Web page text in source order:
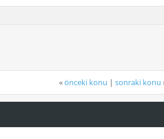
«önceki konu | sonraki konu